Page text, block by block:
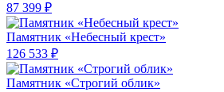
87 399 ₽
Памятник «Небесный крест»
126 533 ₽
Памятник «Строгий облик»